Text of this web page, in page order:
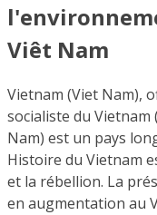
Viêt Nam
Vietnam (Viet Nam),
socialiste du Vietnam
Nam) est un pays
Histoire du Vietnam
et la rébellion. La
en augmentation au